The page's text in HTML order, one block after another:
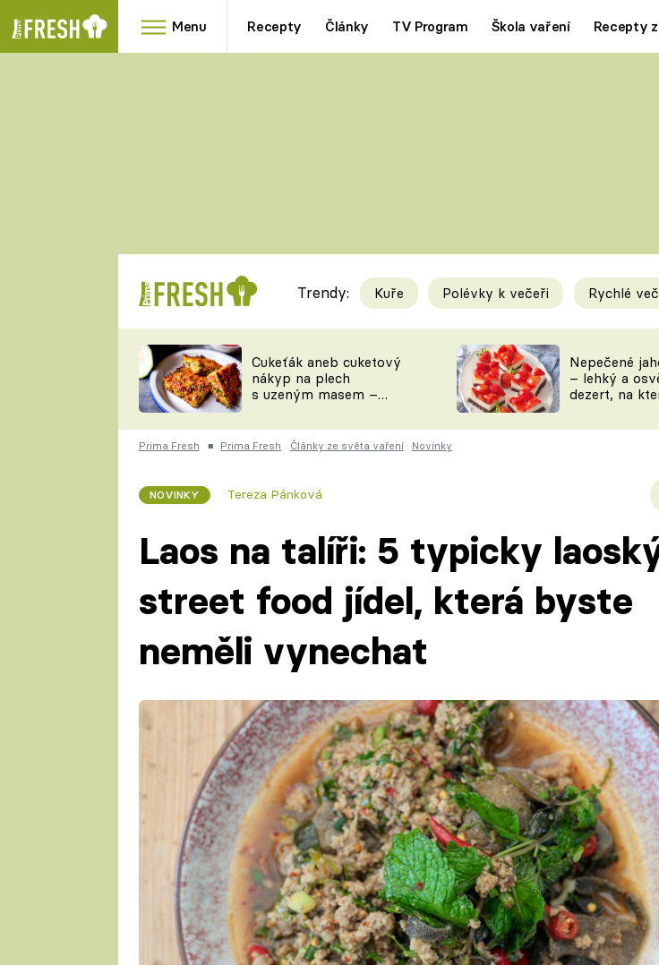
Menu Recepty Články TV Program Škola vaření Recepty
RYCHLOVKY
Videorecepty
TEĎ VAŘÍ ŠÉF!
ČESKO NA TALÍŘI
KUCHAŘKA
Tipy a triky
KAM ZA JÍDLEM
VYCHYTÁVKY
Trendy: Kuře Polévky k večeři Rychlé
Cukeťák aneb cuketový
nákyp na plech
s uzeným masem –
zpracovat přerostlé
cukety
Nepečené
– lehký a
dezert, na
Prima Fresh ■ Prima Fresh Články ze světa vaření Novinky
NOVINKY Tereza Pánková
Laos na talíři: 5 typicky
street food jídel, která byste
neměli vynechat